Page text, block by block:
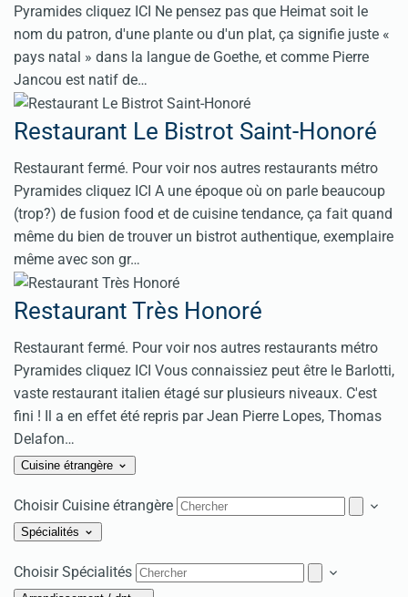
Pyramides cliquez ICI Ne pensez pas que Heimat soit le
nom du patron, d'une plante ou d'un plat, ça signifie juste «
pays natal » dans la langue de Goethe, et comme Pierre
Jancou est natif de…
Restaurant Le Bistrot Saint-Honoré
Restaurant fermé. Pour voir nos autres restaurants métro
Pyramides cliquez ICI A une époque où on parle beaucoup
(trop?) de fusion food et de cuisine tendance, ça fait quand
même du bien de trouver un bistrot authentique, exemplaire
même avec son gr…
Restaurant Très Honoré
Restaurant fermé. Pour voir nos autres restaurants métro
Pyramides cliquez ICI Vous connaissiez peut être le Barlotti,
vaste restaurant italien étagé sur plusieurs niveaux. C'est
fini ! Il a en effet été repris par Jean Pierre Lopes, Thomas
Delafon…
Cuisine étrangère
Choisir Cuisine étrangère
Spécialités
Choisir Spécialités